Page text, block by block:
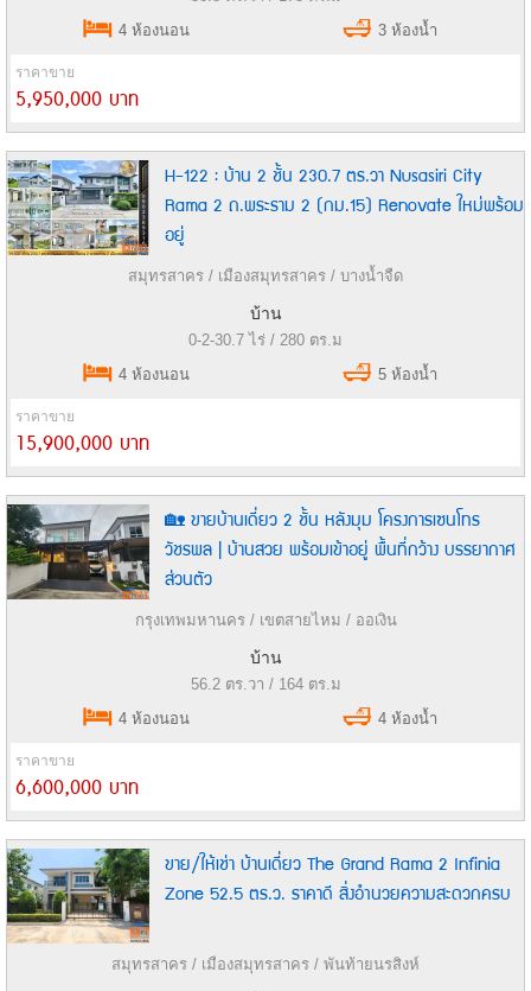
4 ห้องนอน
3 ห้องน้ำ
ราคาขาย
5,950,000 บาท
H-122 : บ้าน 2 ชั้น 230.7 ตร.วา Nusasiri City
Rama 2 ถ.พระราม 2 (กม.15) Renovate ใหม่พร้อม
อยู่
สมุทรสาคร / เมืองสมุทรสาคร / บางน้ำจืด
บ้าน
0-2-30.7 ไร่ / 280 ตร.ม
4 ห้องนอน
5 ห้องน้ำ
ราคาขาย
15,900,000 บาท
🏡 ขายบ้านเดี่ยว 2 ชั้น หลังมุม โครงการเซนโทร
วัชรพล | บ้านสวย พร้อมเข้าอยู่ พื้นที่กว้าง บรรยากาศ
ส่วนตัว
กรุงเทพมหานคร / เขตสายไหม / ออเงิน
บ้าน
56.2 ตร.วา / 164 ตร.ม
4 ห้องนอน
4 ห้องน้ำ
ราคาขาย
6,600,000 บาท
ขาย/ให้เช่า บ้านเดี่ยว The Grand Rama 2 Infinia
Zone 52.5 ตร.ว. ราคาดี สิ่งอำนวยความสะดวกครบ
สมุทรสาคร / เมืองสมุทรสาคร / พันท้ายนรสิงห์